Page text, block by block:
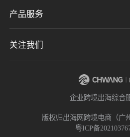
加入我们
隐私协议
联系我们
意见反馈
产品服务
CHWE全球跨境电商展
关注我们
企业跨境出海综合
版权归出海网跨境电商（广
粤ICP备